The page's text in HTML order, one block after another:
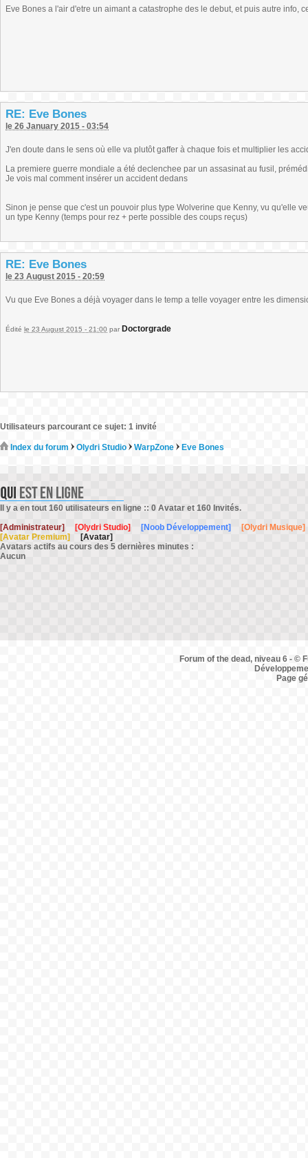
Eve Bones a l'air d'etre un aimant a catastrophe des le debut, et puis autre info,
RE: Eve Bones
le 26 January 2015 - 03:54
J'en doute dans le sens où elle va plutôt gaffer à chaque fois et multiplier les
La premiere guerre mondiale a été declenchee par un assasinat au fusil,
Je vois mal comment insérer un accident dedans
Sinon je pense que c'est un pouvoir plus type Wolverine que Kenny, vu qu'elle
un type Kenny (temps pour rez + perte possible des coups reçus)
RE: Eve Bones
le 23 August 2015 - 20:59
Vu que Eve Bones a déjà voyager dans le temp a telle voyager entre les
Édité le 23 August 2015 - 21:00 par Doctorgrade
Utilisateurs parcourant ce sujet: 1 invité
Index du forum Olydri Studio WarpZone Eve Bones
Il y a en tout 160 utilisateurs en ligne :: 0 Avatar et 160 Invités.
[Administrateur]
[Olydri Studio] [Noob Développement]
[Olydri Musique]
[Avatar Premium]
[Avatar]
Avatars actifs au cours des 5 dernières minutes :
Aucun
Forum of the dead, niveau 6 - ©
Page